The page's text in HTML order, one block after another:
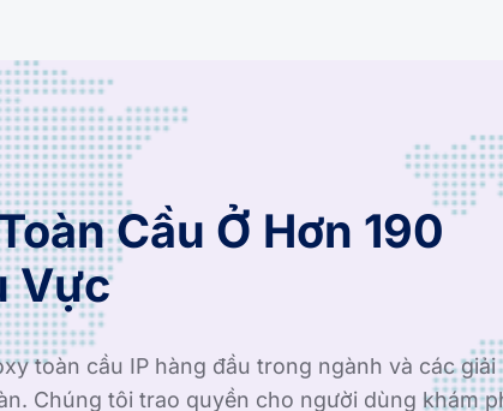
Cầu Ở Hơn 190
Vực
toàn cầu IP hàng đầu trong ngành và các giải
Chúng tôi trao quyền cho người dùng khám